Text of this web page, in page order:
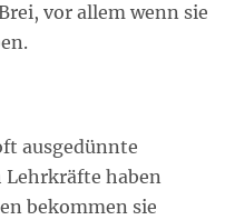
vor allem wenn sie
ausgedünnte
Lehrkräfte haben
bekommen sie